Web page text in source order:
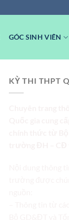
GÓC SINH VIÊN
KỲ THI THPT